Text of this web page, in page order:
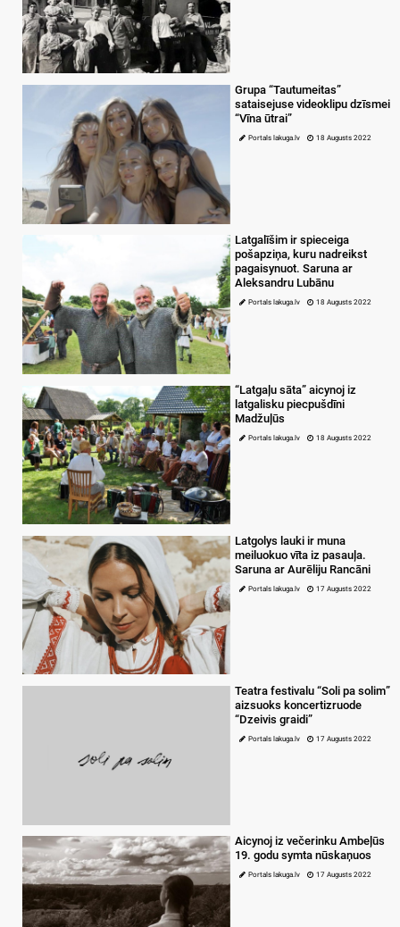
Grupa “Tautumeitas”
sataisejuse videoklipu dzīsmei
“Vīna ūtrai”
Portals lakuga.lv 18 Augusts 2022
Latgalīšim ir spieceiga
pošapziņa, kuru nadreikst
pagaisynuot. Saruna ar
Aleksandru Lubānu
Portals lakuga.lv 18 Augusts 2022
“Latgaļu sāta” aicynoj iz
latgalisku piecpušdīni
Madžuļūs
Portals lakuga.lv 18 Augusts 2022
Latgolys lauki ir muna
meiluokuo vīta iz pasauļa.
Saruna ar Aurēliju Rancāni
Portals lakuga.lv 17 Augusts 2022
Teatra festivalu “Soli pa solim”
aizsuoks koncertizruode
“Dzeivis graidi”
Portals lakuga.lv 17 Augusts 2022
Aicynoj iz večerinku Ambeļūs
19. godu symta nūskaņuos
Portals lakuga.lv 17 Augusts 2022